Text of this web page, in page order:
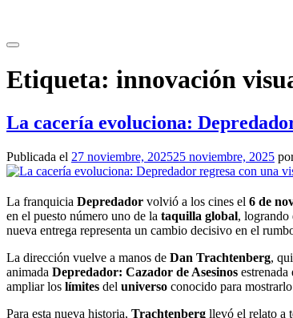
contenido
Etiqueta: innovación
La cacería evoluciona:
Publicada el 27 noviembre, 202525 noviembre, 2025
La franquicia Depredador volvió a los cines el 6 de
en el puesto número uno de la taquilla global, logrando
nueva entrega representa un cambio decisivo en el
La dirección vuelve a manos de Dan Trachtenberg,
animada Depredador: Cazador de Asesinos estrenada
ampliar los límites del universo conocido para
Para esta nueva historia, Trachtenberg llevó el relato a